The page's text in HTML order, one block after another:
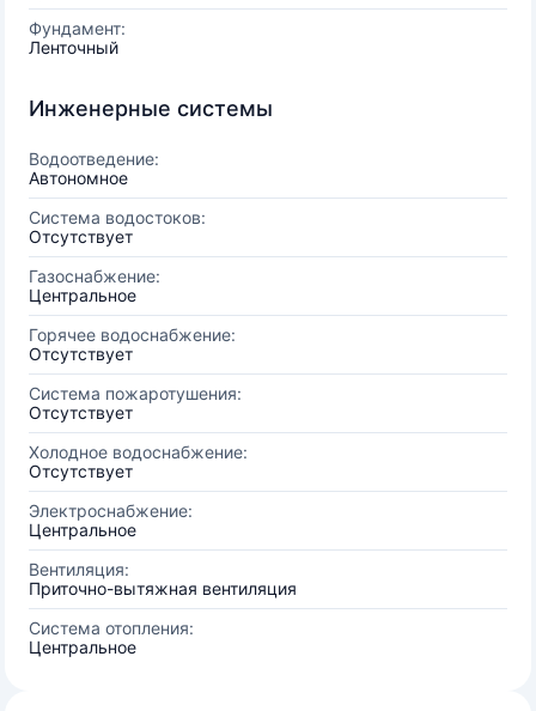
Фундамент:
Ленточный
Инженерные системы
Водоотведение:
Автономное
Система водостоков:
Отсутствует
Газоснабжение:
Центральное
Горячее водоснабжение:
Отсутствует
Система пожаротушения:
Отсутствует
Холодное водоснабжение:
Отсутствует
Электроснабжение:
Центральное
Вентиляция:
Приточно-вытяжная вентиляция
Система отопления:
Центральное